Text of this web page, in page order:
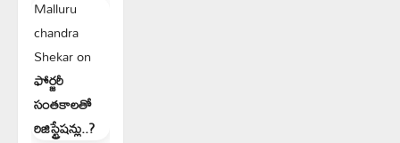
Malluru
chandra
Shekaron
ఫోర్జరీ
సంతకాలతో
రిజిస్ట్రేషన్లు..?